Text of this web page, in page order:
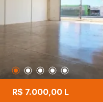
R$ 7.000,00 L